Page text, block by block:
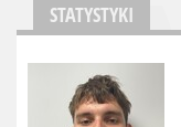
STATYSTYKI